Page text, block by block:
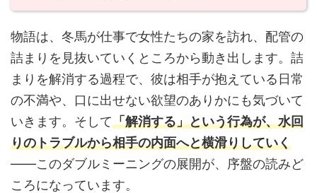
物語は、冬馬が仕事で女性たちの家を訪れ、配管の
詰まりを見抜いていくところから動き出します。詰
まりを解消する過程で、彼は相手が抱えている日常
の不満や、口に出せない欲望のありかにも気づいて
いきます。そして「解消する」という行為が、水回
りのトラブルから相手の内面へと横滑りしていく
——このダブルミーニングの展開が、序盤の読みど
ころになっています。